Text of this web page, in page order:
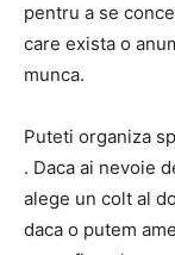
pentru a se
care exista o
munca.
Puteti organiza
. Daca ai nevoie
alege un colt al
daca o putem